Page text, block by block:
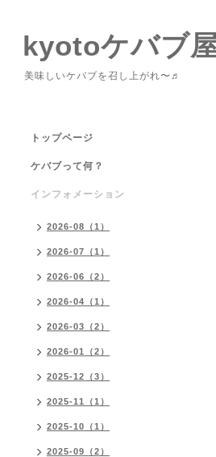
kyotoケバブ
美味しいケバブを召し上がれ〜♬
トップページ
ケバブって何？
インフォメーション
2026-08（1）
2026-07（1）
2026-06（2）
2026-04（1）
2026-03（2）
2026-01（2）
2025-12（3）
2025-11（1）
2025-10（1）
2025-09（2）